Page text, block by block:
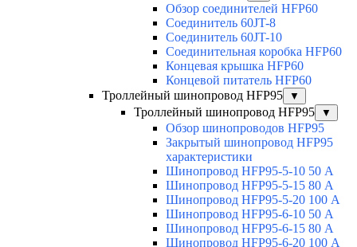
Обзор соединителей HFP60
Соединитель 60JT-8
Соединитель 60JT-10
Соединительная коробка HFP60
Концевая крышка HFP60
Концевой питатель HFP60
Троллейный шинопровод HFP95
▼
Троллейный шинопровод HFP95 ▼
Обзор шинопроводов HFP95
Закрытый шинопровод HFP95
характеристики
Шинопровод HFP95-5-10 50 А
Шинопровод HFP95-5-15 80 А
Шинопровод HFP95-5-20 100 А
Шинопровод HFP95-6-10 50 А
Шинопровод HFP95-6-15 80 А
Шинопровод HFP95-6-20 100 А